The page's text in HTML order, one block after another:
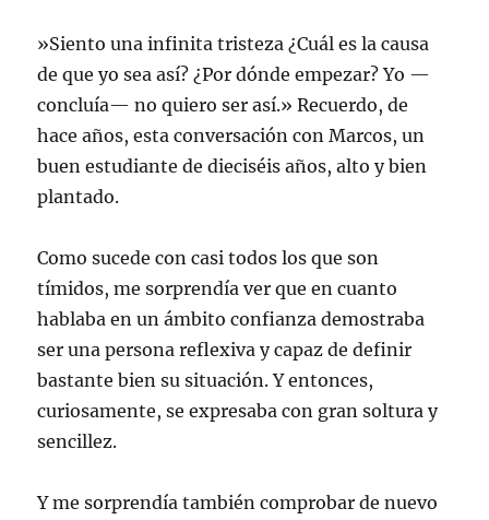
»Siento una infinita tristeza ¿Cuál es la causa
de que yo sea así? ¿Por dónde empezar? Yo —
concluía— no quiero ser así.» Recuerdo, de
hace años, esta conversación con Marcos, un
buen estudiante de dieciséis años, alto y bien
plantado.
Como sucede con casi todos los que son
tímidos, me sorprendía ver que en cuanto
hablaba en un ámbito confianza demostraba
ser una persona reflexiva y capaz de definir
bastante bien su situación. Y entonces,
curiosamente, se expresaba con gran soltura y
sencillez.
Y me sorprendía también comprobar de nuevo